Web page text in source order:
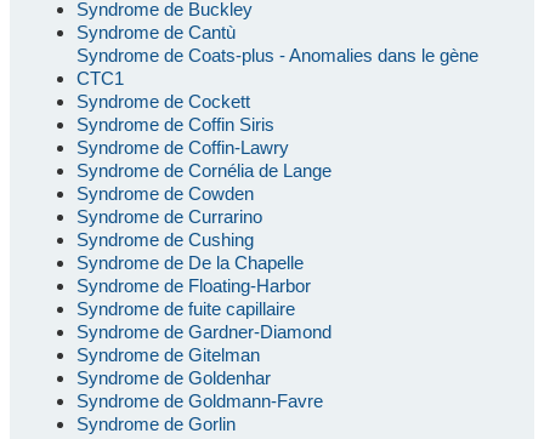
Syndrome de Buckley
Syndrome de Cantù
Syndrome de Coats-plus - Anomalies dans le gène
CTC1
Syndrome de Cockett
Syndrome de Coffin Siris
Syndrome de Coffin-Lawry
Syndrome de Cornélia de Lange
Syndrome de Cowden
Syndrome de Currarino
Syndrome de Cushing
Syndrome de De la Chapelle
Syndrome de Floating-Harbor
Syndrome de fuite capillaire
Syndrome de Gardner-Diamond
Syndrome de Gitelman
Syndrome de Goldenhar
Syndrome de Goldmann-Favre
Syndrome de Gorlin